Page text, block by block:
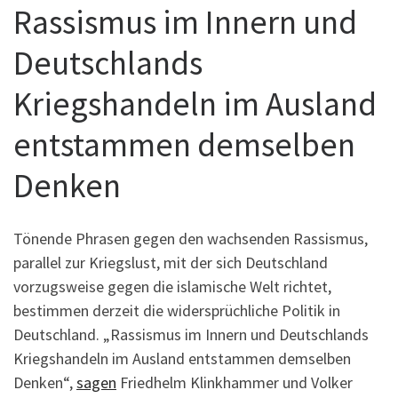
Rassismus im Innern und
Deutschlands
Kriegshandeln im Ausland
entstammen demselben
Denken
Tönende Phrasen gegen den wachsenden Rassismus,
parallel zur Kriegslust, mit der sich Deutschland
vorzugsweise gegen die islamische Welt richtet,
bestimmen derzeit die widersprüchliche Politik in
Deutschland. „Rassismus im Innern und Deutschlands
Kriegshandeln im Ausland entstammen demselben
Denken“,sagen Friedhelm Klinkhammer und Volker